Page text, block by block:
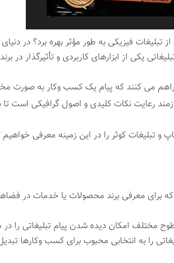
تبلیغات فیزیکی به طور مؤثر بهره برد؟ در
یکی از ابزارهای کاربردی و تأثیرگذار در
می کنند که پیام یک کسب وکار به صورت
رعایت نکات کلیدی و اصول گرافیکی است تا
تبلیغات کوثر را در این زمینه معرفی خواهیم
که برای معرفی برند محصولات یا خدمات در
مختلف امکان دیده شدن پیام تبلیغاتی را
را به انتخابی محبوب برای کسب وکارها